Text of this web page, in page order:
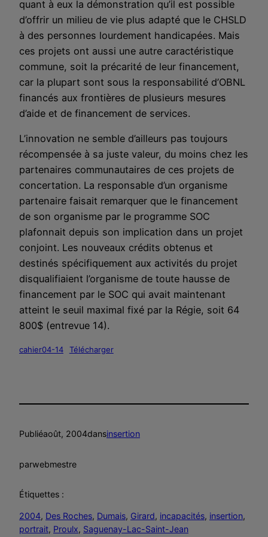
quant à eux la démonstration qu’il est possible
d’offrir un milieu de vie plus adapté que le CHSLD
à des personnes lourdement handicapées. Mais
ces projets ont aussi une autre caractéristique
commune, soit la précarité de leur financement,
car la plupart sont sous la responsabilité d’OBNL
financés aux frontières de plusieurs mesures
d’aide et de financement de services.
L’innovation ne semble d’ailleurs pas toujours
récompensée à sa juste valeur, du moins chez les
partenaires communautaires de ces projets de
concertation. La responsable d’un organisme
partenaire faisait remarquer que le financement
de son organisme par le programme SOC
plafonnait depuis son implication dans un projet
conjoint. Les nouveaux crédits obtenus et
destinés spécifiquement aux activités du projet
disqualifiaient l’organisme de toute hausse de
financement par le SOC qui avait maintenant
atteint le seuil maximal fixé par la Régie, soit 64
800$ (entrevue 14).
cahier04-14 Télécharger
Publiéaoût, 2004dansinsertion
parwebmestre
Étiquettes :
2004, Des Roches, Dumais, Girard, incapacités, insertion
portrait, Proulx, Saguenay-Lac-Saint-Jean